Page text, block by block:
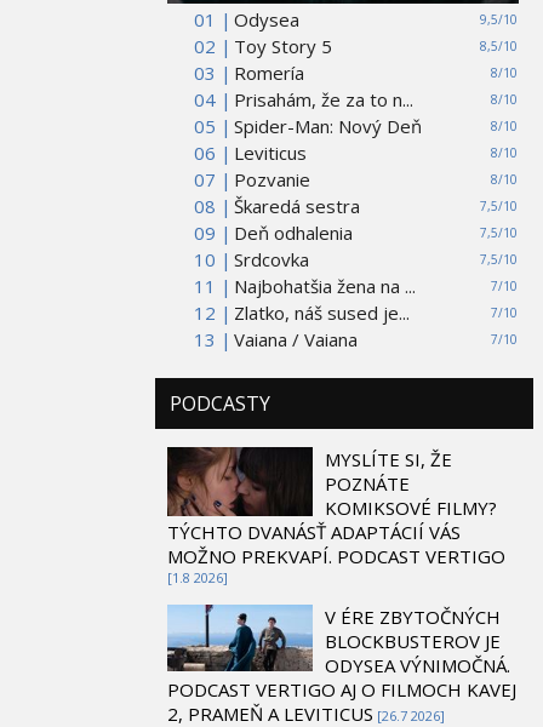
01 | 9,5/10
Odysea
02 |
8,5/10
Toy Story 5
03 |
8/10
Romería
04 |
8/10
Prisahám, že za to n...
05 |
8/10
Spider-Man: Nový Deň
06 |
8/10
Leviticus
07 |
8/10
Pozvanie
08 |
7,5/10
Škaredá sestra
09 |
7,5/10
Deň odhalenia
10 |
7,5/10
Srdcovka
11 |
7/10
Najbohatšia žena na ...
12 |
7/10
Zlatko, náš sused je...
13 |
7/10
Vaiana / Vaiana
PODCASTY
MYSLÍTE SI, ŽE
POZNÁTE
KOMIKSOVÉ FILMY?
TÝCHTO DVANÁSŤ ADAPTÁCIÍ VÁS
MOŽNO PREKVAPÍ. PODCAST VERTIGO
[1.8 2026]
V ÉRE ZBYTOČNÝCH
BLOCKBUSTEROV JE
ODYSEA VÝNIMOČNÁ.
PODCAST VERTIGO AJ O FILMOCH KAVEJ
2, PRAMEŇ A LEVITICUS [26.7 2026]